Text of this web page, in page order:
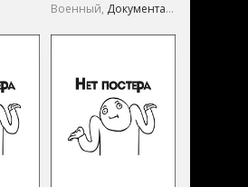
Военный, Документальный